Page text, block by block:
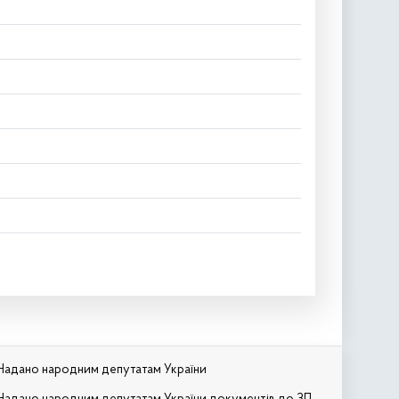
народним депутатам України